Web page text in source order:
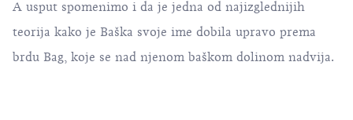
A usput spomenimo i da je jedna od najizglednijih
teorija kako je Baška svoje ime dobila upravo prema
brdu Bag, koje se nad njenom baškom dolinom nadvija.